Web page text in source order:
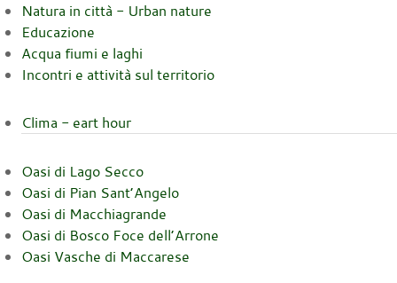
Natura in città - Urban nature
Educazione
Acqua fiumi e laghi
Incontri e attività sul territorio
Clima - eart hour
Oasi di Lago Secco
Oasi di Pian Sant’Angelo
Oasi di Macchiagrande
Oasi di Bosco Foce dell’Arrone
Oasi Vasche di Maccarese